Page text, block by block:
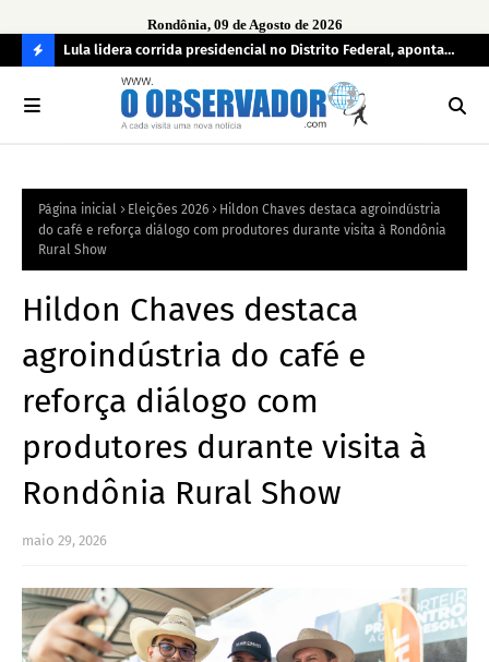
Rondônia, 09 de Agosto de 2026
O
R
A
Lula lidera corrida presidencial no Distrito Federal, aponta
pesquisa; Flávio Bolsonaro aparece em segundo
Página inicial Eleições 2026
Hildon Chaves destaca agroindústria
do café e reforça diálogo com produtores durante visita à Rondônia
Rural Show
Hildon Chaves destaca
agroindústria do café e
reforça diálogo com
produtores durante visita à
Rondônia Rural Show
maio 29, 2026